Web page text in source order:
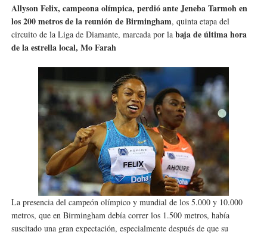
Women's Pro Baseball League 2026
Campeonato de Europa en aguas abiertas 2026
Campeonato de Europa de pentatlón moderno 2026
WWE NXT - Myles Borne y Tavion Heights ponen fin
Canadá Open 2026
Mundial de MotoGP 2026 - GP Gran Bretaña
Allyson Felix, campeona olímpica, perdió ante Jeneba Tarmoh en
los 200 metros de la reunión de Birmingham, quinta etapa del
circuito de la Liga de Diamante, marcada por la baja de última hora
de la estrella local, Mo Farah
La presencia del campeón olímpico y mundial de los 5.000 y 10.000
metros, que en Birmingham debía correr los 1.500 metros, había
suscitado una gran expectación, especialmente después de que su